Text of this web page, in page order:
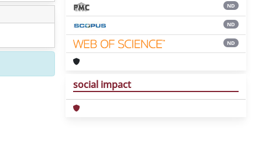
ND
ND
ND
social impact